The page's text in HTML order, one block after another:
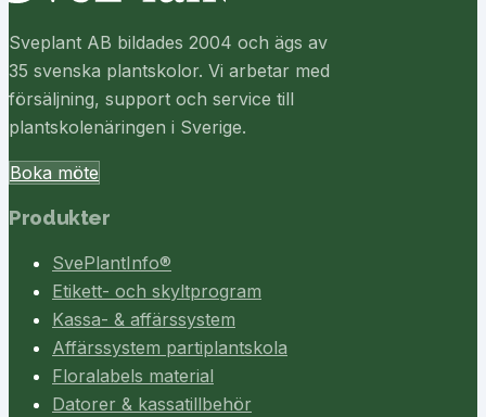
Sveplant AB bildades 2004 och ägs av
35 svenska plantskolor. Vi arbetar med
försäljning, support och service till
plantskolenäringen i Sverige.
Boka möte
Produkter
SvePlantInfo®
Etikett- och skyltprogram
Kassa- & affärssystem
Affärssystem partiplantskola
Floralabels material
Datorer & kassatillbehör